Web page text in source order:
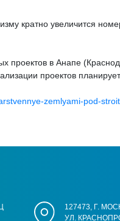
кратно увеличится
проектов в Анапе
проектов
zemlyami-pod-
127473, Г.
УЛ.